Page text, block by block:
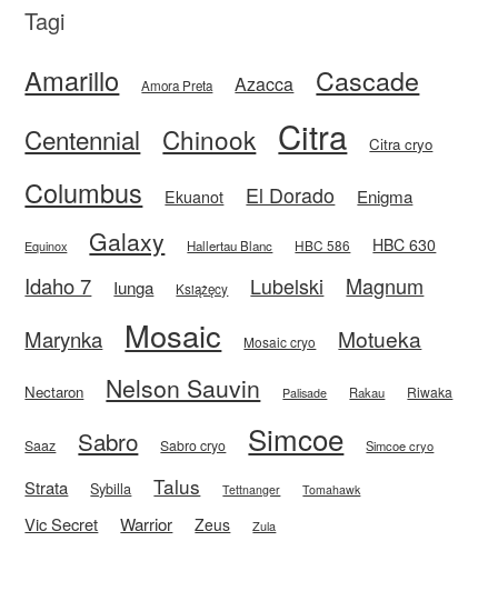
Tagi
Amarillo Amora Preta Azacca Cascade
Centennial Chinook Citra Citra cryo
Columbus Ekuanot El Dorado Enigma
Equinox Galaxy Hallertau Blanc HBC 586 HBC 630
Idaho 7 Iunga Książęcy Lubelski
Magnum
Marynka
Mosaic Mosaic cryo Motueka
Nectaron Nelson Sauvin Palisade Rakau Riwaka
Saaz Sabro Sabro cryo Simcoe Simcoe cryo
Strata Sybilla Talus Tettnanger Tomahawk
Vic Secret Warrior Zeus Zula